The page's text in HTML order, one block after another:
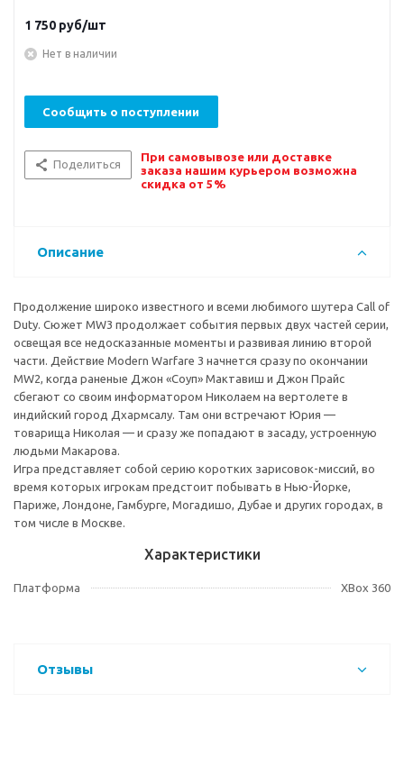
1 750 руб/шт
Нет в наличии
Сообщить о поступлении
Поделиться
При самовывозе или доставке
заказа нашим курьером возможна
скидка от 5%
Описание
Продолжение широко известного и всеми любимого шутера Call of
Duty. Сюжет MW3 продолжает события первых двух частей серии,
освещая все недосказанные моменты и развивая линию второй
части. Действие Modern Warfare 3 начнется сразу по окончании
MW2, когда раненые Джон «Соуп» Мактавиш и Джон Прайс
сбегают со своим информатором Николаем на вертолете в
индийский город Дхармсалу. Там они встречают Юрия —
товарища Николая — и сразу же попадают в засаду, устроенную
людьми Макарова.
Игра представляет собой серию коротких зарисовок-миссий, во
время которых игрокам предстоит побывать в Нью-Йорке,
Париже, Лондоне, Гамбурге, Могадишо, Дубае и других городах, в
том числе в Москве.
Характеристики
Платформа XBox 360
Отзывы